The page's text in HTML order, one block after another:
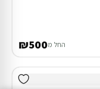
החל מ₪500